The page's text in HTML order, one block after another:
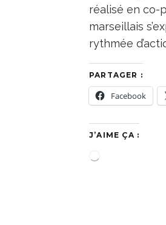
réalisé en co-
marseillais
rythmée
PARTAGER :
Facebook
J’AIME ÇA :